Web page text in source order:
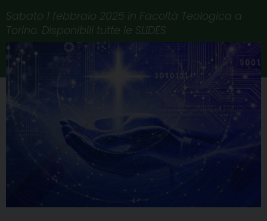
Sabato 1 febbraio 2025 in Facoltà Teologica a
Torino. Disponibili tutte le SLIDES